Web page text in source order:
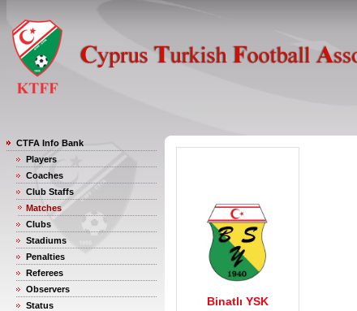
CTFA Info Bank
Players
Coaches
Club Staffs
Matches
Clubs
Stadiums
Penalties
Referees
Observers
Status
Binatlı YSK